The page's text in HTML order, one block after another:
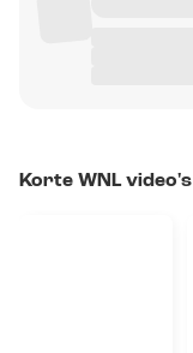
Korte WNL video's